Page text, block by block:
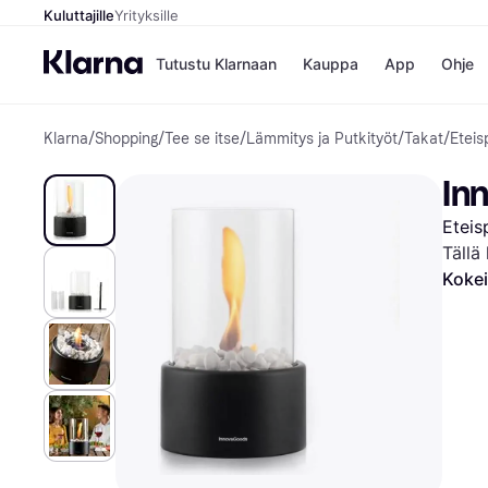
KuluttajilleYrityksille
Tutustu Klarnaan Kauppa
Kaupat
Gigantti
H&M
Peten
Wolt
App Ohje
Klarna/Shopping/Tee se itse/Lämmitys ja Putkityöt/Takat/
Tällä